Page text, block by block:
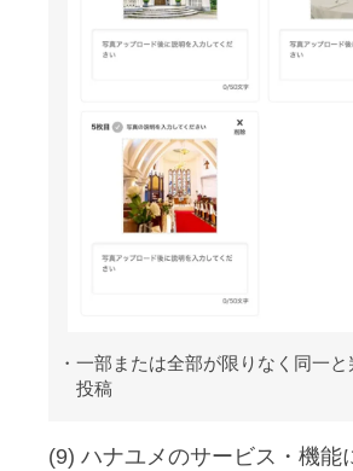
一部または全部が限りなく同一
投稿
(9) ハナユメのサービス・機能